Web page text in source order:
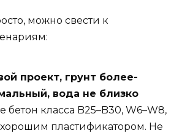
можно свести к
проект, грунт более-
вода не близко
бетон класса B25–B30, W6–W8,
хорошим пластификатором. Не